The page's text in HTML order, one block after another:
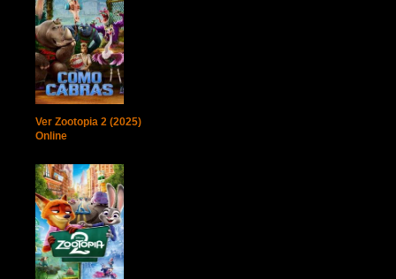
Ver Zootopia 2 (2025)
Online